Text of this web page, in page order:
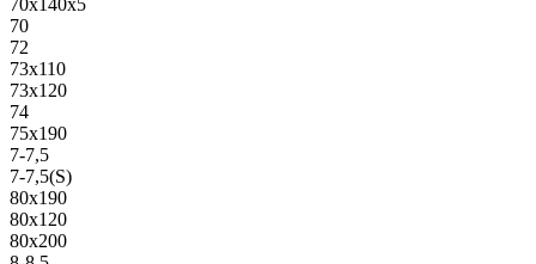
70
72
73х110
73х120
74
75х190
7-7,5
7-7,5(S)
80х190
80х120
80х200